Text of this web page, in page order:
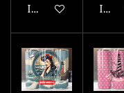
In den Warenkorb
In